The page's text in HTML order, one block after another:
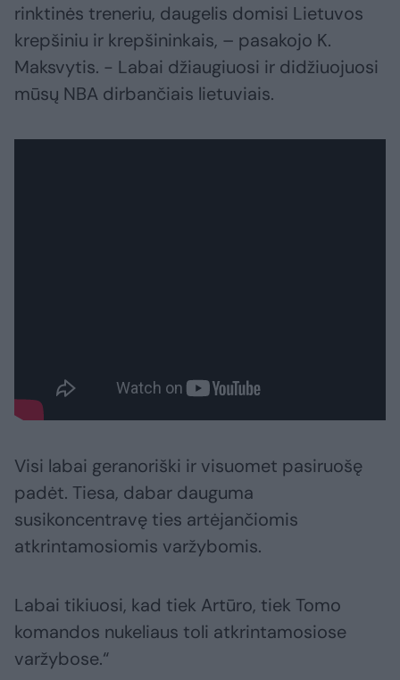
rinktinės treneriu, daugelis domisi Lietuvos
krepšiniu ir krepšininkais, – pasakojo K.
Maksvytis. - Labai džiaugiuosi ir didžiuojuosi
mūsų NBA dirbančiais lietuviais.
Visi labai geranoriški ir visuomet pasiruošę
padėt. Tiesa, dabar dauguma
susikoncentravę ties artėjančiomis
atkrintamosiomis varžybomis.
Labai tikiuosi, kad tiek Artūro, tiek Tomo
komandos nukeliaus toli atkrintamosiose
varžybose.“